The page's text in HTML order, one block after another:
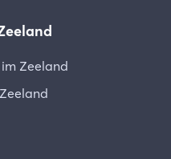
€ Verwaltungskosten
€ Verwaltungskosten
sorgfältig zu lesen.
herunter [PDF]
Zeeland